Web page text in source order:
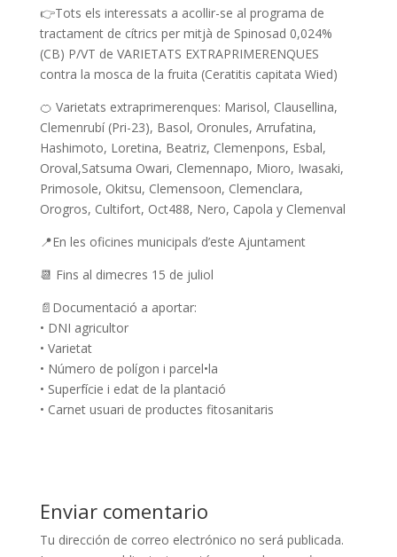
👉Tots els interessats a acollir-se al programa de
tractament de cítrics per mitjà de Spinosad 0,024%
(CB) P/VT de VARIETATS EXTRAPRIMERENQUES
contra la mosca de la fruita (Ceratitis capitata Wied)
🍊 Varietats extraprimerenques: Marisol, Clausellina,
Clemenrubí (Pri-23), Basol, Oronules, Arrufatina,
Hashimoto, Loretina, Beatriz, Clemenpons, Esbal,
Oroval,Satsuma Owari, Clemennapo, Mioro, Iwasaki,
Primosole, Okitsu, Clemensoon, Clemenclara,
Orogros, Cultifort, Oct488, Nero, Capola y Clemenval
📍En les oficines municipals d’este Ajuntament
📆 Fins al dimecres 15 de juliol
📄Documentació a aportar:
• DNI agricultor
• Varietat
• Número de polígon i parcel•la
• Superfície i edat de la plantació
• Carnet usuari de productes fitosanitaris
Enviar comentario
Tu dirección de correo electrónico no será publicada.